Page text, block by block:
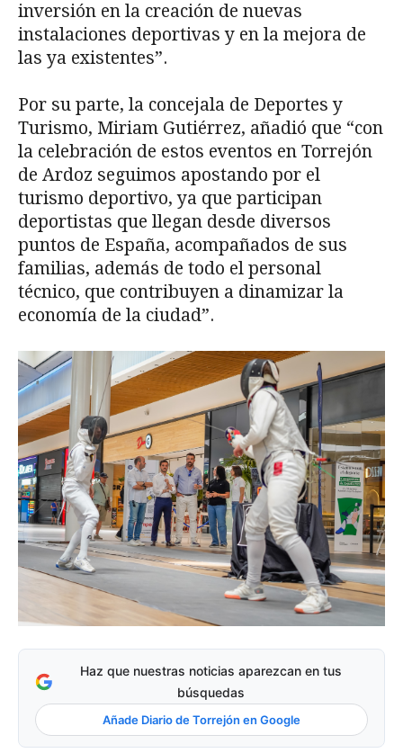
inversión en la creación de nuevas
instalaciones deportivas y en la mejora de
las ya existentes”.
Por su parte, la concejala de Deportes y
Turismo, Miriam Gutiérrez, añadió que “con
la celebración de estos eventos en Torrejón
de Ardoz seguimos apostando por el
turismo deportivo, ya que participan
deportistas que llegan desde diversos
puntos de España, acompañados de sus
familias, además de todo el personal
técnico, que contribuyen a dinamizar la
economía de la ciudad”.
Haz que nuestras noticias aparezcan en tus
búsquedas
Añade Diario de Torrejón en Google